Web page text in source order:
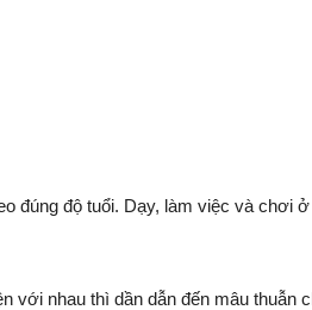
đúng độ tuổi. Dạy, làm việc và chơi
với nhau thì dần dẫn đến mâu